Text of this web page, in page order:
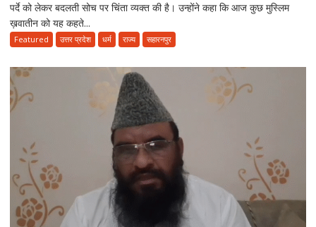
ज़माने
नहीं,
क़ुरआन
उलेमा
पर्दे को लेकर बदलती सोच पर चिंता व्यक्त की है। उन्होंने कहा कि आज कुछ मुस्लिम
ख़वातीन को यह कहते...
Featured उत्तर प्रदेश धर्म राज्य सहारनपुर